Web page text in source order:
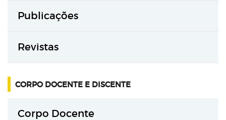
Publicações
Revistas
CORPO DOCENTE E DISCENTE
Corpo Docente